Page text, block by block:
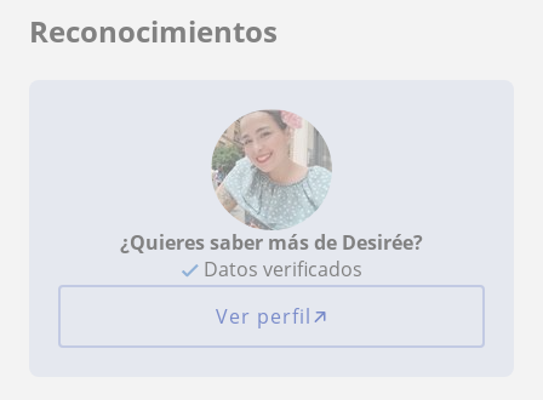
Reconocimientos
¿Quieres saber más de Desirée?
Datos verificados
Ver perfil